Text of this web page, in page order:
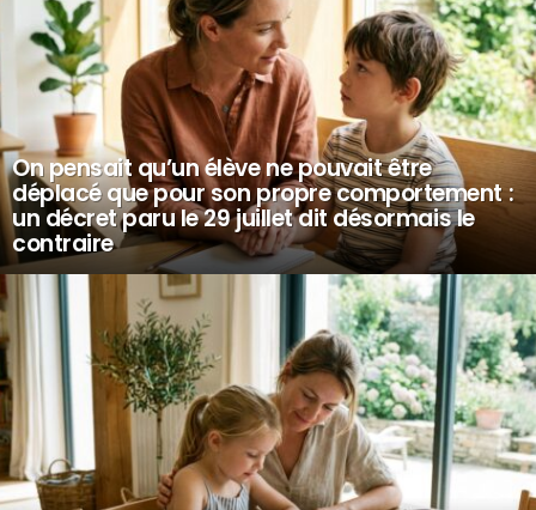
On pensait qu’un élève ne pouvait être
déplacé que pour son propre comportement :
un décret paru le 29 juillet dit désormais le
contraire